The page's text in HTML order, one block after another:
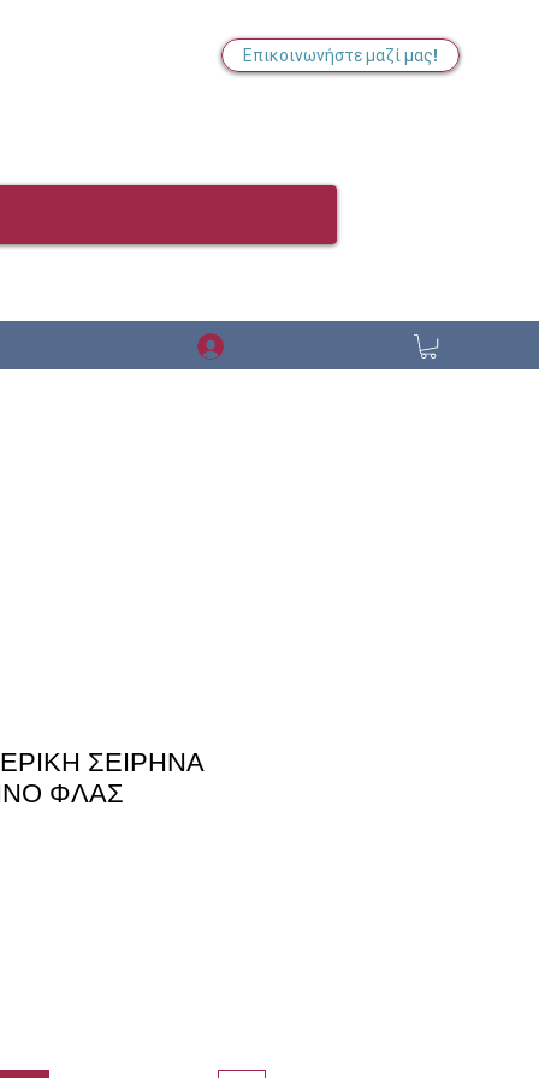
Επικοινωνήστε μαζί μας!
ΣΕΙΡΗΝΑ
ΦΛΑΣ